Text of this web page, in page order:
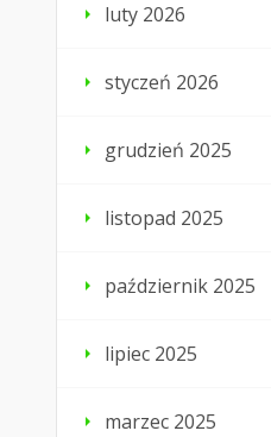
luty 2026
styczeń 2026
grudzień 2025
listopad 2025
październik 2025
lipiec 2025
marzec 2025